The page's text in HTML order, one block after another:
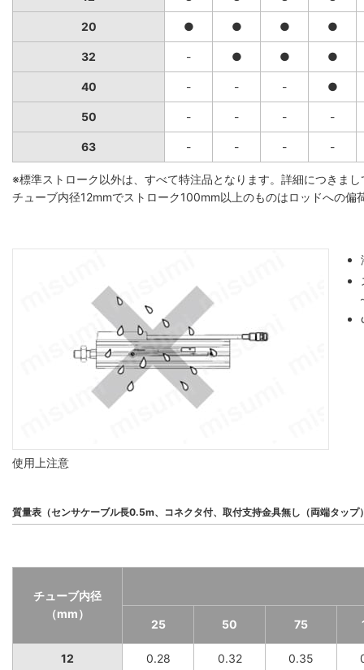
20 ● ● ● ●
32 - ● ● ●
40 - - - ●
50 - - - -
63 - - - -
※標準ストローク以外は、すべて特注品となります。詳細につきま
チューブ内径12mmでストローク100mm以上のものはロッドへの偏
使用上注意
質量表（センサケーブル長0.5m、コネクタ付、取付支持金具無し（両端タップ
チューブ内径
（mm）
25 50 75
12 0.28 0.32 0.35